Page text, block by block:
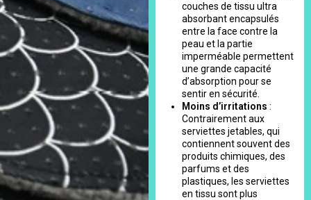
couches de tissu ultra
absorbant encapsulés
entre la face contre la
peau et la partie
imperméable permettent
une grande capacité
d’absorption pour se
sentir en sécurité.
Moins d’irritations :
Contrairement aux
serviettes jetables, qui
contiennent souvent des
produits chimiques, des
parfums et des
plastiques, les serviettes
en tissu sont plus